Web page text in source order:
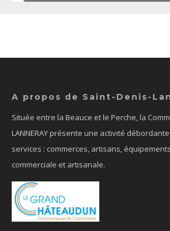
A propos de Saint-Denis-
Située entre la Beauce et le Perche, la
LANNERAY présente une activité
services : commerces, artisans,
commerciale et artisanale.